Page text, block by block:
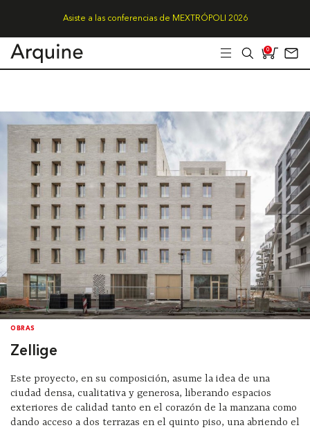
Asiste a las conferencias de MEXTRÓPOLI 2026
0
OBRAS
Zellige
Este proyecto, en su composición, asume la idea de una
ciudad densa, cualitativa y generosa, liberando espacios
exteriores de calidad tanto en el corazón de la manzana como
dando acceso a dos terrazas en el quinto piso, una abriendo el